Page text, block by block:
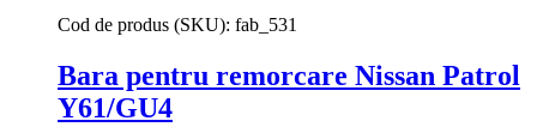
Cod de produs (SKU): fab_531
Bara pentru remorcare Nissan Patrol
Y61/GU4